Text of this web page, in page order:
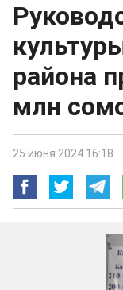
района
млн
25 июня 2024 16:18